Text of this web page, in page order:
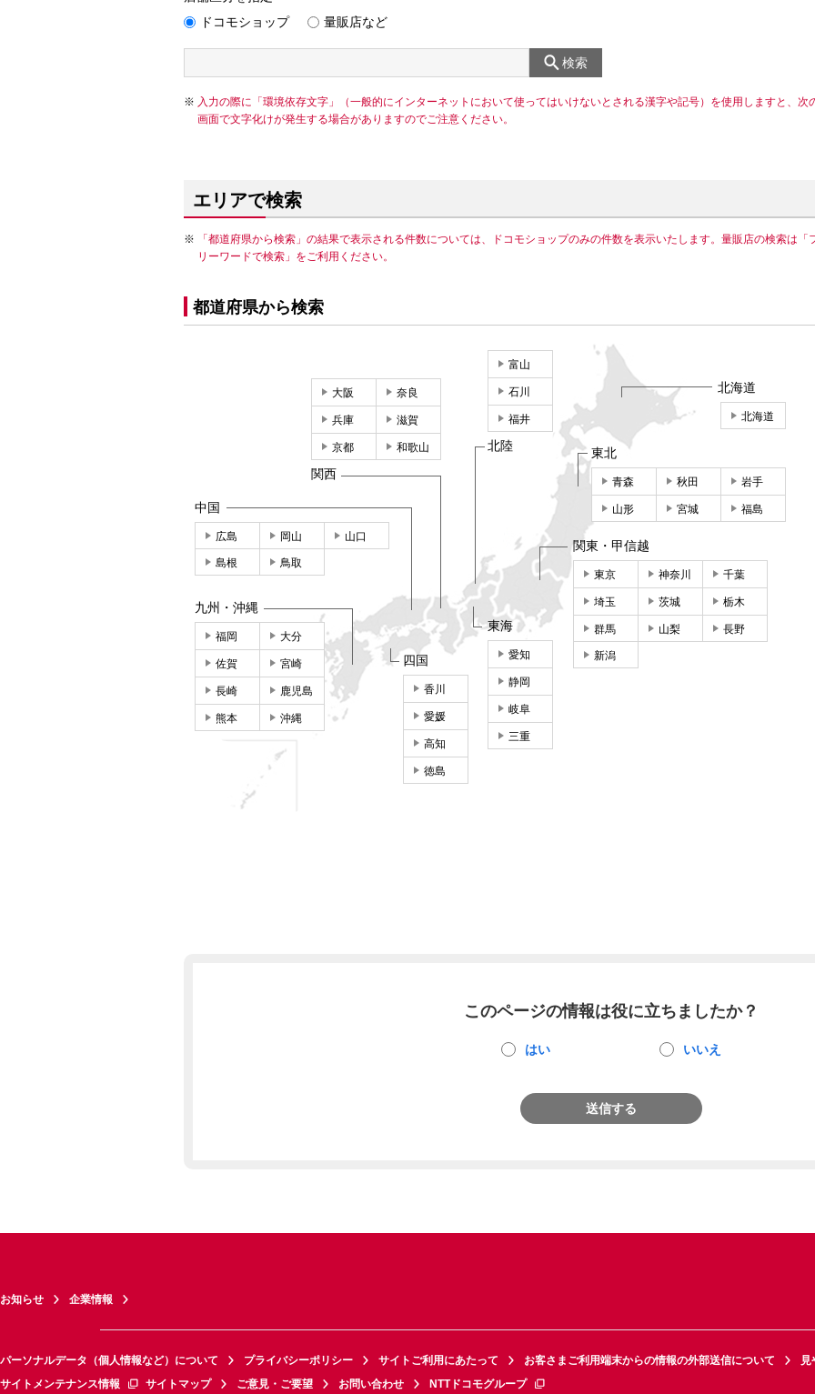
ドコモショップ
量販店など
検索
入力の際に「環境依存文字」（一般的にインターネットにおいて使ってはいけないとされる漢字や記号）を使用しますと、次
画面で文字化けが発生する場合がありますのでご注意ください。
エリアで検索
「都道府県から検索」の結果で表示される件数については、ドコモショップのみの件数を表示いたします。量販店の検索は「
リーワードで検索」をご利用ください。
都道府県から検索
北海道
北海道
東北
青森 秋田 岩手
山形 宮城 福島
関東・甲信越
東京 神奈川 千葉
埼玉 茨城 栃木
群馬 山梨 長野
新潟
東海
愛知
静岡
岐阜
三重
富山
石川
福井
北陸
大阪 奈良
兵庫 滋賀
京都 和歌山
関西
中国
広島 岡山 山口
島根 鳥取
四国
香川
愛媛
高知
徳島
九州・沖縄
福岡 大分
佐賀 宮崎
長崎 鹿児島
熊本 沖縄
このページの情報は役に立ちましたか？
はい いいえ
送信する
お知らせ 企業情報
パーソナルデータ（個人情報など）について プライバシーポリシー サイトご利用にあたって お客さまご利用端末からの情報の外部送信について
見
サイトメンテナンス情報
サイトマップ ご意見・ご要望 お問い合わせ NTTドコモグループ